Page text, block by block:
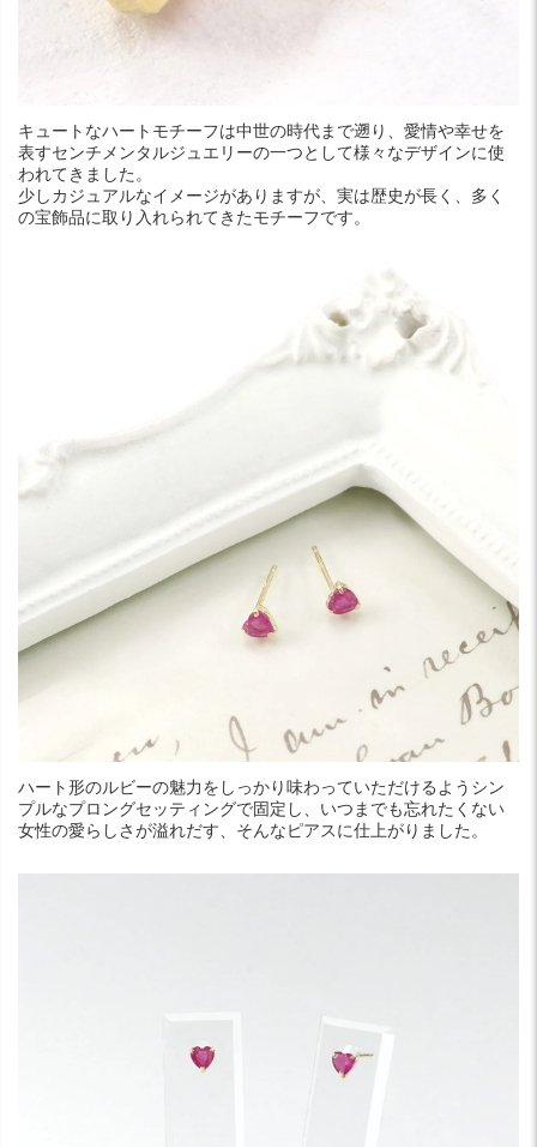
キュートなハートモチーフは中世の時代まで遡り、愛情や幸せを
表すセンチメンタルジュエリーの一つとして様々なデザインに使
われてきました。
少しカジュアルなイメージがありますが、実は歴史が長く、多く
の宝飾品に取り入れられてきたモチーフです。
ハート形のルビーの魅力をしっかり味わっていただけるようシン
プルなプロングセッティングで固定し、いつまでも忘れたくない
女性の愛らしさが溢れだす、そんなピアスに仕上がりました。